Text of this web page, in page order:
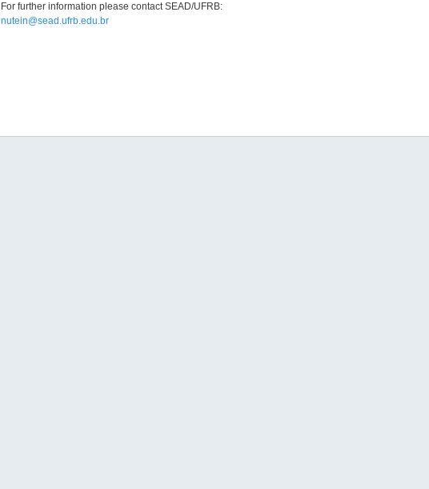
For further information please contact SEAD/UFRB:
nutein@sead.ufrb.edu.br